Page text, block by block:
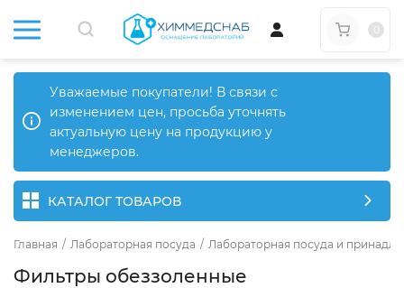
Уважаемые покупатели! В связи с
изменением цен, просьба уточнять
актуальную цену на продукцию у
менеджеров.
КАТАЛОГ ТОВАРОВ
Главная / Лабораторная посуда / Лабораторная посуда и
Фильтры обеззоленные